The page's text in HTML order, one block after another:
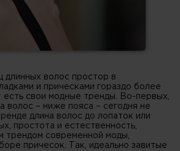
длинных волос простор в
и прическами гораздо более
есть свои модные тренды. Во-первых,
волос – ниже пояса – сегодня не
длина волос до лопаток или
простота и естественность,
трендом современной моды,
причесок. Так, идеально завитые